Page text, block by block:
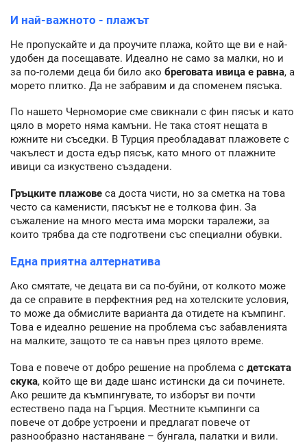
И най-важното - плажът
Не пропускайте и да проучите плажа, който ще ви е най-
удобен да посещавате. Идеално не само за малки, но и
за по-големи деца би било ако бреговата ивица е равна, а
морето плитко. Да не забравим и да споменем пясъка.
По нашето Черноморие сме свикнали с фин пясък и като
цяло в морето няма камъни. Не така стоят нещата в
южните ни съседки. В Турция преобладават плажовете с
чакълест и доста едър пясък, като много от плажните
ивици са изкуствено създадени.
Гръцките плажове са доста чисти, но за сметка на това
често са каменисти, пясъкът не е толкова фин. За
съжаление на много места има морски таралежи, за
които трябва да сте подготвени със специални обувки.
Една приятна алтернатива
Ако смятате, че децата ви са по-буйни, от колкото може
да се справите в перфектния ред на хотелските условия,
то може да обмислите варианта да отидете на къмпинг.
Това е идеално решение на проблема със забавленията
на малките, защото те са навън през цялото време.
Това е повече от добро решение на проблема с детската
скука, който ще ви даде шанс истински да си починете.
Ако решите да къмпингувате, то изборът ви почти
естествено пада на Гърция. Местните къмпинги са
повече от добре устроени и предлагат повече от
разнообразно настаняване – бунгала, палатки и вили.